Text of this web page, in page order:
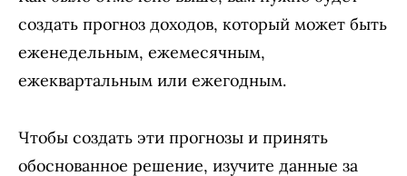
создать прогноз доходов, который может быть
еженедельным, ежемесячным,
ежеквартальным или ежегодным.
Чтобы создать эти прогнозы и принять
обоснованное решение, изучите данные за